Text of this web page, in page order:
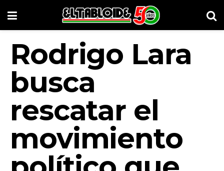
Rodrigo Lara
busca
rescatar el
movimiento